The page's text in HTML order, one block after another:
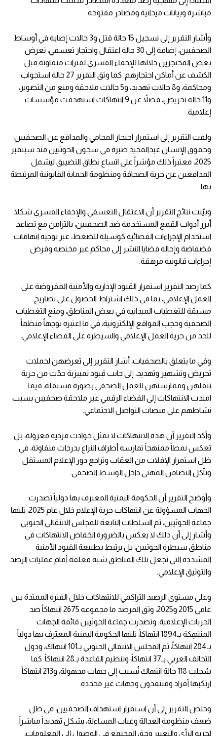
مباشرة وبيانات ميدانية ومصادر مفتوحة.
وأشار التقرير إلى تسجيل 15 حالة قتل و3 حالات إصابة في أوساط
الصحفيين، إضافة إلى 30 حالة اعتقال واحتجاز تعسفي، تعرض
بعض المحتجزين خلالها للإخفاء القسري لفترات متفاوتة قبل
الكشف عن أماكن احتجازهم. كما وثق التقرير 27 حالة استجواب
ومحاكمة، و8 حالات تهديد، و5 حالات ملاحقة ومنع من التصوير،
و11 حالة تحريض، فضلاً عن 9 انتهاكات استهدفت مؤسسات
إعلامية.
ولفت التقرير إلى استمرار احتجاز المحامي والمدافع عن الصحفيين
وحقوق الإنسان عبدالمجيد صبرة في سجون الحوثيين منذ سبتمبر
2025، معتبراً ذلك مؤشراً على اتساع نطاق التضييق ليشمل
المدافعين عن حرية الصحافة ومنظومة الحماية القانونية المرتبطة
بها.
وبيّنت نتائج التقرير أن الاعتقال التعسفي والإخفاء القسري شكلا
أبرز أدوات القمع المستخدمة ضد الصحفيين، بالتزامن مع تصاعد
استخدام الإجراءات القضائية كوسيلة للضغط، عبر توجيه اتهامات
فضفاضة وإحالة قضايا النشر إلى محاكم غير مختصة وفرض
إجراءات قانونية مرهقة.
كما رصد التقرير استمرار القيود الإدارية والأمنية المفروضة على
العمل الإعلامي، بما في ذلك اشتراط الحصول على تصاريح
مسبقة للتغطيات الميدانية في بعض المناطق، ومنع التغطيات
الصحفية وحجب المواقع الإلكترونية، في ما اعتبره توجهاً منظماً
للحد من حرية العمل الإعلامي والسيطرة على الفضاء الإعلامي.
وفي ما يتعلق بالصحفيات، أشار التقرير إلى تعرضهن لحملات
تحريض وتشهير وتهديد، إلى جانب قيود تمييزية حدّت من حرية
تنقلهن وممارستهن للعمل الصحفي بصورة مستقلة، فيما
امتدت الانتهاكات إلى الفضاء الرقمي عبر ملاحقة صحفيين بسبب
نشاطهم على منصات التواصل الاجتماعي.
وأكد التقرير أن هذه الانتهاكات لا تمثل حوادث فردية معزولة، بل
تعكس نمطاً ممنهجاً تمارسه أطراف النزاع بدرجات متفاوتة، في
ظل استمرار الإفلات من العقاب وتراجع دور الإعلام المستقل
وتآكل التضامن المهني داخل الوسط الصحفي.
وأوضح التقرير أن الحكومة اليمنية المعترف بها دولياً تصدرت
الجهات المسؤولة عن انتهاكات حرية الإعلام خلال عام 2025، تلتها
جماعة الحوثيين، ثم السلطات التابعة للمجلس الانتقالي الجنوبي.
وأشار إلى أن ذلك لا يعكس بالضرورة انخفاض الانتهاكات في
مناطق سيطرة الحوثيين، بل يرتبط بطبيعة القيود الأمنية
المشددة التي تجعل تلك المناطق شبه مغلقة أمام عمليات الرصد
والتوثيق الإعلامي.
وعلى مستوى الرصيد التراكمي للانتهاكات خلال الفترة الممتدة بين
عامي 2015 و2025، وثق المرصد ما مجموعه 2675 انتهاكاً ضد
الحريات الإعلامية. وتصدرت جماعة الحوثيين قائمة الجهات
المنتهِكة بـ1894 انتهاكاً، تلتها الحكومة اليمنية المعترف بها دولياً
بـ284 انتهاكاً، ثم المجلس الانتقالي الجنوبي بـ101 انتهاك، ودول
التحالف العربي بـ37 انتهاكاً، وتنظيم القاعدة بـ28 انتهاكاً. كما
سُجلت 118 حالة انتهاك نُسبت إلى جهات مجهولة، و213 انتهاكاً
ارتكبها أفراد ومتنفذون وجهات غير محددة.
وخلص التقرير إلى أن استمرار استهداف الصحفيين، في ظل
ضعف منظومة العدالة وغياب المساءلة، يشكل تهديداً مباشراً
لحرية الرأي والتعبير وحق المجتمع في الوصول إلى المعلومات،